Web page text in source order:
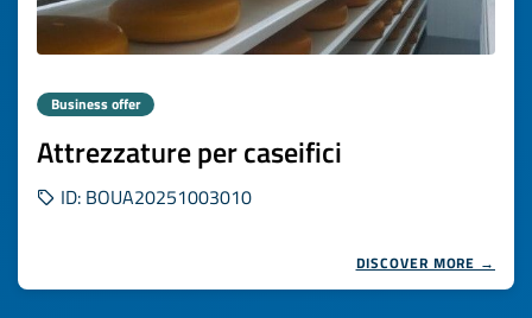
Business offer
Attrezzature per caseifici
ID: BOUA20251003010
DISCOVER MORE →